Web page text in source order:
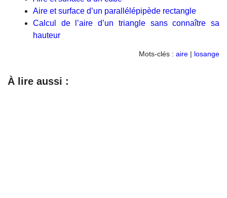
Aire et surface d’un parallélépipède rectangle
Calcul de l’aire d’un triangle sans connaître sa
hauteur
Mots-clés : aire | losange
À lire aussi :